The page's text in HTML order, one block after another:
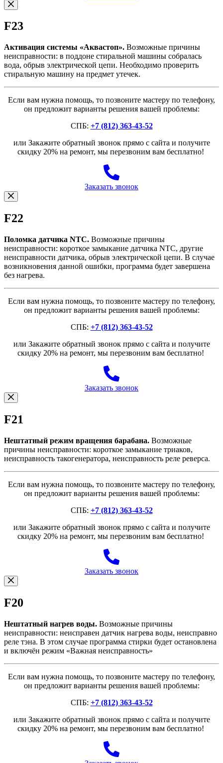
F23
Активация системы «Аквастоп». Возможные причины
неисправности: в поддоне стиральной машины собралась
вода, обрыв электрической цепи. Необходимо проверить
стиральную машину на предмет утечек.
Если вам нужна помощь, то позвоните мастеру по телефону,
он предложит варианты решения вашей проблемы:
СПБ: +7 (812) 363-43-52
или Закажите обратный звонок прямо с сайта и получите
скидку 20% на ремонт, мы перезвоним вам бесплатно!
Заказать звонок
F22
Поломка датчика NTC. Возможные причины
неисправности: короткое замыкание датчика NTC, другие
неисправности датчика, обрыв электрической цепи. В случае
возникновения данной ошибки, программа будет завершена
без нагрева.
Если вам нужна помощь, то позвоните мастеру по телефону,
он предложит варианты решения вашей проблемы:
СПБ: +7 (812) 363-43-52
или Закажите обратный звонок прямо с сайта и получите
скидку 20% на ремонт, мы перезвоним вам бесплатно!
Заказать звонок
F21
Нештатный режим вращения барабана. Возможные
причины неисправности: короткое замыкание триаков,
неисправность такогенератора, неисправность реле реверса.
Если вам нужна помощь, то позвоните мастеру по телефону,
он предложит варианты решения вашей проблемы:
СПБ: +7 (812) 363-43-52
или Закажите обратный звонок прямо с сайта и получите
скидку 20% на ремонт, мы перезвоним вам бесплатно!
Заказать звонок
F20
Нештатный нагрев воды. Возможные причины
неисправности: неисправен датчик нагрева воды, неисправно
реле тэна. В этом случае программа стирки будет остановлена
и включён режим «Важная неисправность»
Если вам нужна помощь, то позвоните мастеру по телефону,
он предложит варианты решения вашей проблемы:
СПБ: +7 (812) 363-43-52
или Закажите обратный звонок прямо с сайта и получите
скидку 20% на ремонт, мы перезвоним вам бесплатно!